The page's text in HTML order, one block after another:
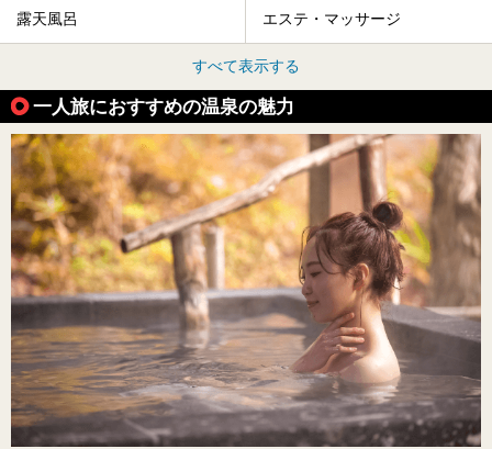
露天風呂 エステ・マッサージ
すべて表示する
一人旅におすすめの温泉の魅力